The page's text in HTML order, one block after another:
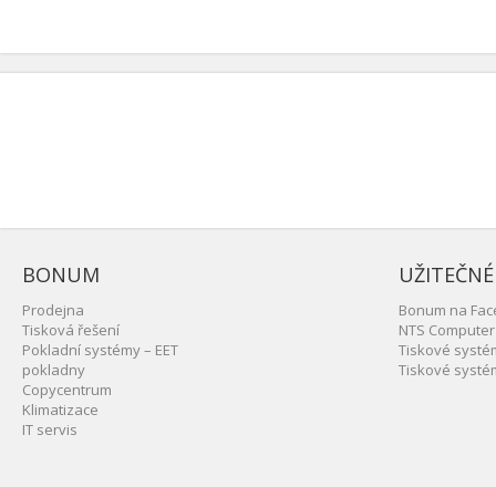
BONUM
Prodejna
Tisková řešení
Pokladní systémy – EET
pokladny
Copycentrum
Klimatizace
IT servis
Bonum na
NTS Computer
Tiskové
Tiskové